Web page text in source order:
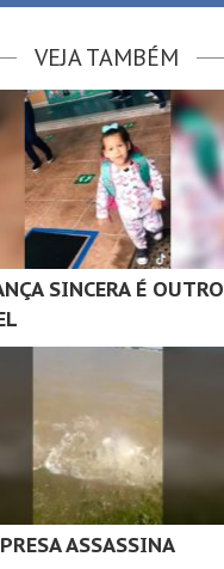
VEJA TAMBÉM
SINCERA É OUTRO
ASSASSINA